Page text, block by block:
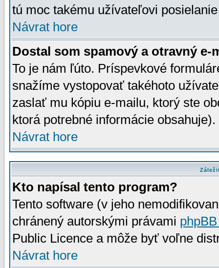
tú moc takému užívateľovi
Návrat hore
Dostal som spamový a otravný e-
To je nám ľúto. Príspevkové
snažíme vystopovať takéhoto
zaslať mu kópiu e-mailu, ktorý ste
ktorá potrebné informácie
Návrat hore
Kto napísal tento program?
Tento software (v jeho
chránený autorskými právami
Public Licence a môže byť voľne
Návrat hore